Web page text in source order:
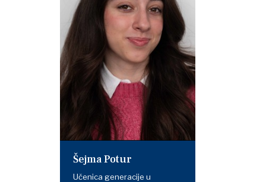
Šejma Potur
Učenica generacije u